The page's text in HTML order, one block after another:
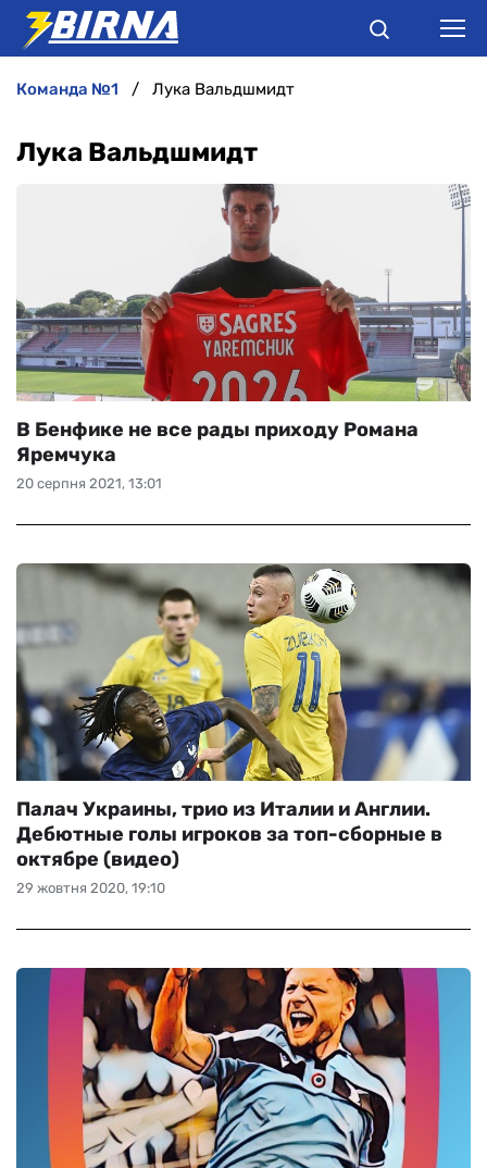
АНАЛІТИКА
РІЗНЕ
БУКМЕКЕРИ
команда №1 Лука Вальдшмидт
Лука Вальдшмидт
20 серпня 2021, 13:01
В Бенфике не все рады приходу Романа
Яремчука
29 жовтня 2020, 19:10
Палач Украины, трио из Италии и Англии.
Дебютные голы игроков за топ-сборные в
октябре (видео)